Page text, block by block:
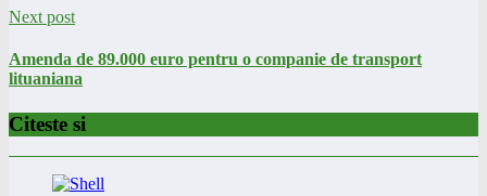
Next post
Amenda de 89.000 euro pentru o companie de transport
lituaniana
Citeste si